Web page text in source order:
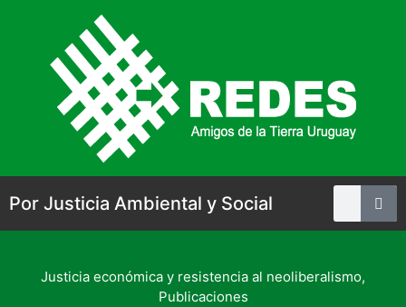
Por Justicia Ambiental y Social
Justicia económica y resistencia al neoliberalismo,
Publicaciones